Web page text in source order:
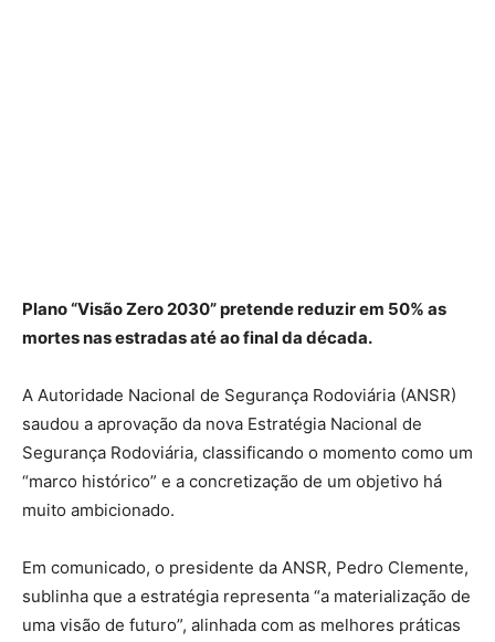
Plano “Visão Zero 2030” pretende reduzir em 50% as
mortes nas estradas até ao final da década.
A Autoridade Nacional de Segurança Rodoviária (ANSR)
saudou a aprovação da nova Estratégia Nacional de
Segurança Rodoviária, classificando o momento como um
“marco histórico” e a concretização de um objetivo há
muito ambicionado.
Em comunicado, o presidente da ANSR, Pedro Clemente,
sublinha que a estratégia representa “a materialização de
uma visão de futuro”, alinhada com as melhores práticas